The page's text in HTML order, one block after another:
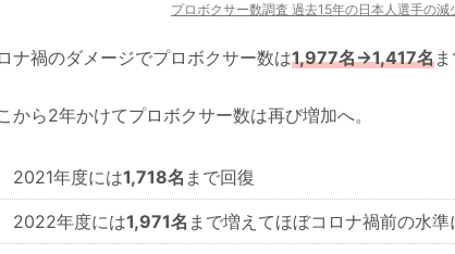
プロボクサー数調査 過去15年の日本人選手の減
ナ禍のダメージでプロボクサー数は1,977名→1,417名
から2年かけてプロボクサー数は再び増加へ。
2021年度には1,718名 まで回復
2022年度には1,971名 まで増えてほぼコロナ禍前の水準